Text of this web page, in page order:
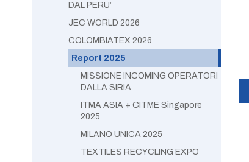
DAL PERU’
JEC WORLD 2026
COLOMBIATEX 2026
Report 2025
MISSIONE INCOMING OPERATORI
DALLA SIRIA
ITMA ASIA + CITME Singapore
2025
MILANO UNICA 2025
TEXTILES RECYCLING EXPO